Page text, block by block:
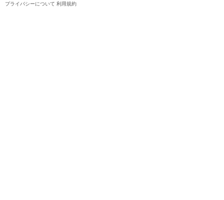
プライバシーについて 利用規約